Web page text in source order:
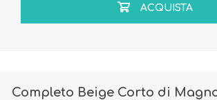
ACQUISTA
Completo Beige Corto di